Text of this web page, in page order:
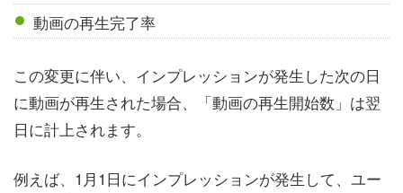
動画の再生完了率
この変更に伴い、インプレッションが発生した次の日
に動画が再生された場合、「動画の再生開始数」は翌
日に計上されます。
例えば、1月1日にインプレッションが発生して、ユー